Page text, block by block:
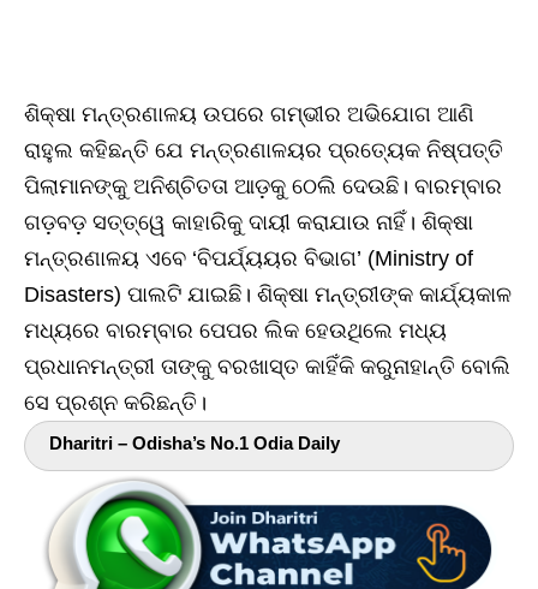
ଶିକ୍ଷା ମନ୍ତ୍ରଣାଳୟ ଉପରେ ଗମ୍ଭୀର ଅଭିଯୋଗ ଆଣି
ରାହୁଲ କହିଛନ୍ତି ଯେ ମନ୍ତ୍ରଣାଳୟର ପ୍ରତ୍ୟେକ ନିଷ୍ପତ୍ତି
ପିଲାମାନଙ୍କୁ ଅନିଶ୍ଚିତତା ଆଡ଼କୁ ଠେଲି ଦେଉଛି। ବାରମ୍ବାର
ଗଡ଼ବଡ଼ ସତ୍ତ୍ୱେ କାହାରିକୁ ଦାୟୀ କରାଯାଉ ନାହିଁ। ଶିକ୍ଷା
ମନ୍ତ୍ରଣାଳୟ ଏବେ ‘ବିପର୍ଯ୍ୟୟର ବିଭାଗ’ (Ministry of
Disasters) ପାଲଟି ଯାଇଛି। ଶିକ୍ଷା ମନ୍ତ୍ରୀଙ୍କ କାର୍ଯ୍ୟକାଳ
ମଧ୍ୟରେ ବାରମ୍ବାର ପେପର ଲିକ ହେଉଥିଲେ ମଧ୍ୟ
ପ୍ରଧାନମନ୍ତ୍ରୀ ତାଙ୍କୁ ବରଖାସ୍ତ କାହିଁକି କରୁନାହାନ୍ତି ବୋଲି
ସେ ପ୍ରଶ୍ନ କରିଛନ୍ତି।
Dharitri – Odisha’s No.1 Odia Daily